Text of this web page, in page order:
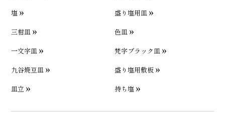
塩
盛り塩用皿
三柑皿
色皿
一文字皿
梵字ブラック皿
九谷焼豆皿
盛り塩用敷板
皿立
持ち塩